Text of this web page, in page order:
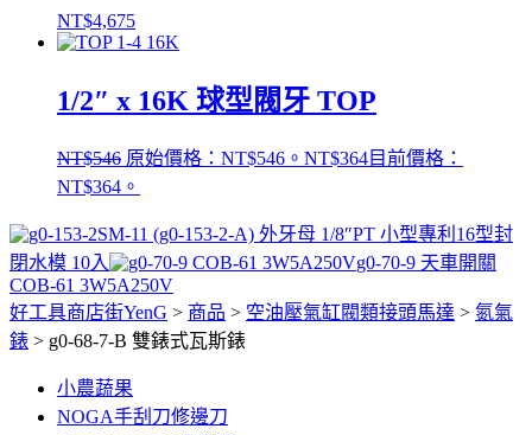
NT$4,675
1/2″ x 16K 球型閥牙 TOP
NT$546 原始價格：NT$546。 NT$364目前價格：
NT$364。
SM-11 (g0-153-2-A) 外牙母 1/8″PT 小型專利16型封
閉水模 10入
g0-70-9 天車開關
COB-61 3W5A250V
好工具商店街YenG > 商品 > 空油壓氣缸閥類接頭馬達 > 氮氣
錶 > g0-68-7-B 雙錶式瓦斯錶
小農蔬果
NOGA手刮刀修邊刀